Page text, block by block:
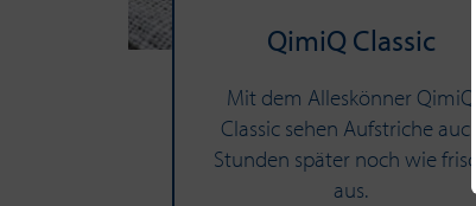
QimiQ Clas­sic
Mit dem Alleskönner QimiQ
Classic sehen Aufstriche auch
Stunden später noch wie frisch
aus.